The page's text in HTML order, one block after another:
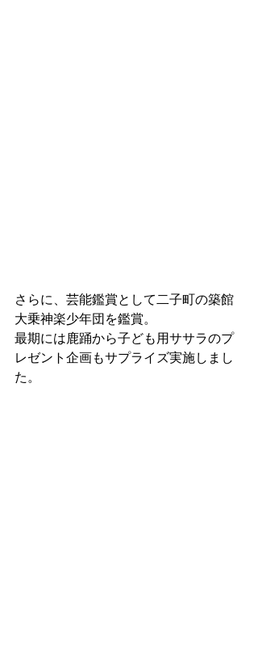
さらに、芸能鑑賞として二子町の築館
大乗神楽少年団を鑑賞。
最期には鹿踊から子ども用ササラのプ
レゼント企画もサプライズ実施しまし
た。